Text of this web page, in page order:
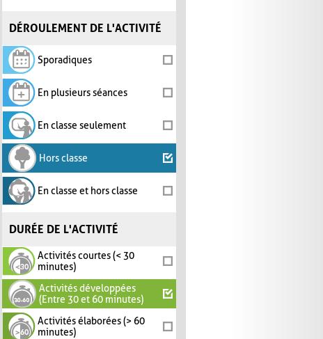
DÉROULEMENT DE L'ACTIVITÉ
Sporadiques
En plusieurs séances
En classe seulement
Hors classe
En classe et hors classe
DURÉE DE L'ACTIVITÉ
Activités courtes (< 30
minutes)
Activités développées
(Entre 30 et 60 minutes)
Activités élaborées (> 60
minutes)